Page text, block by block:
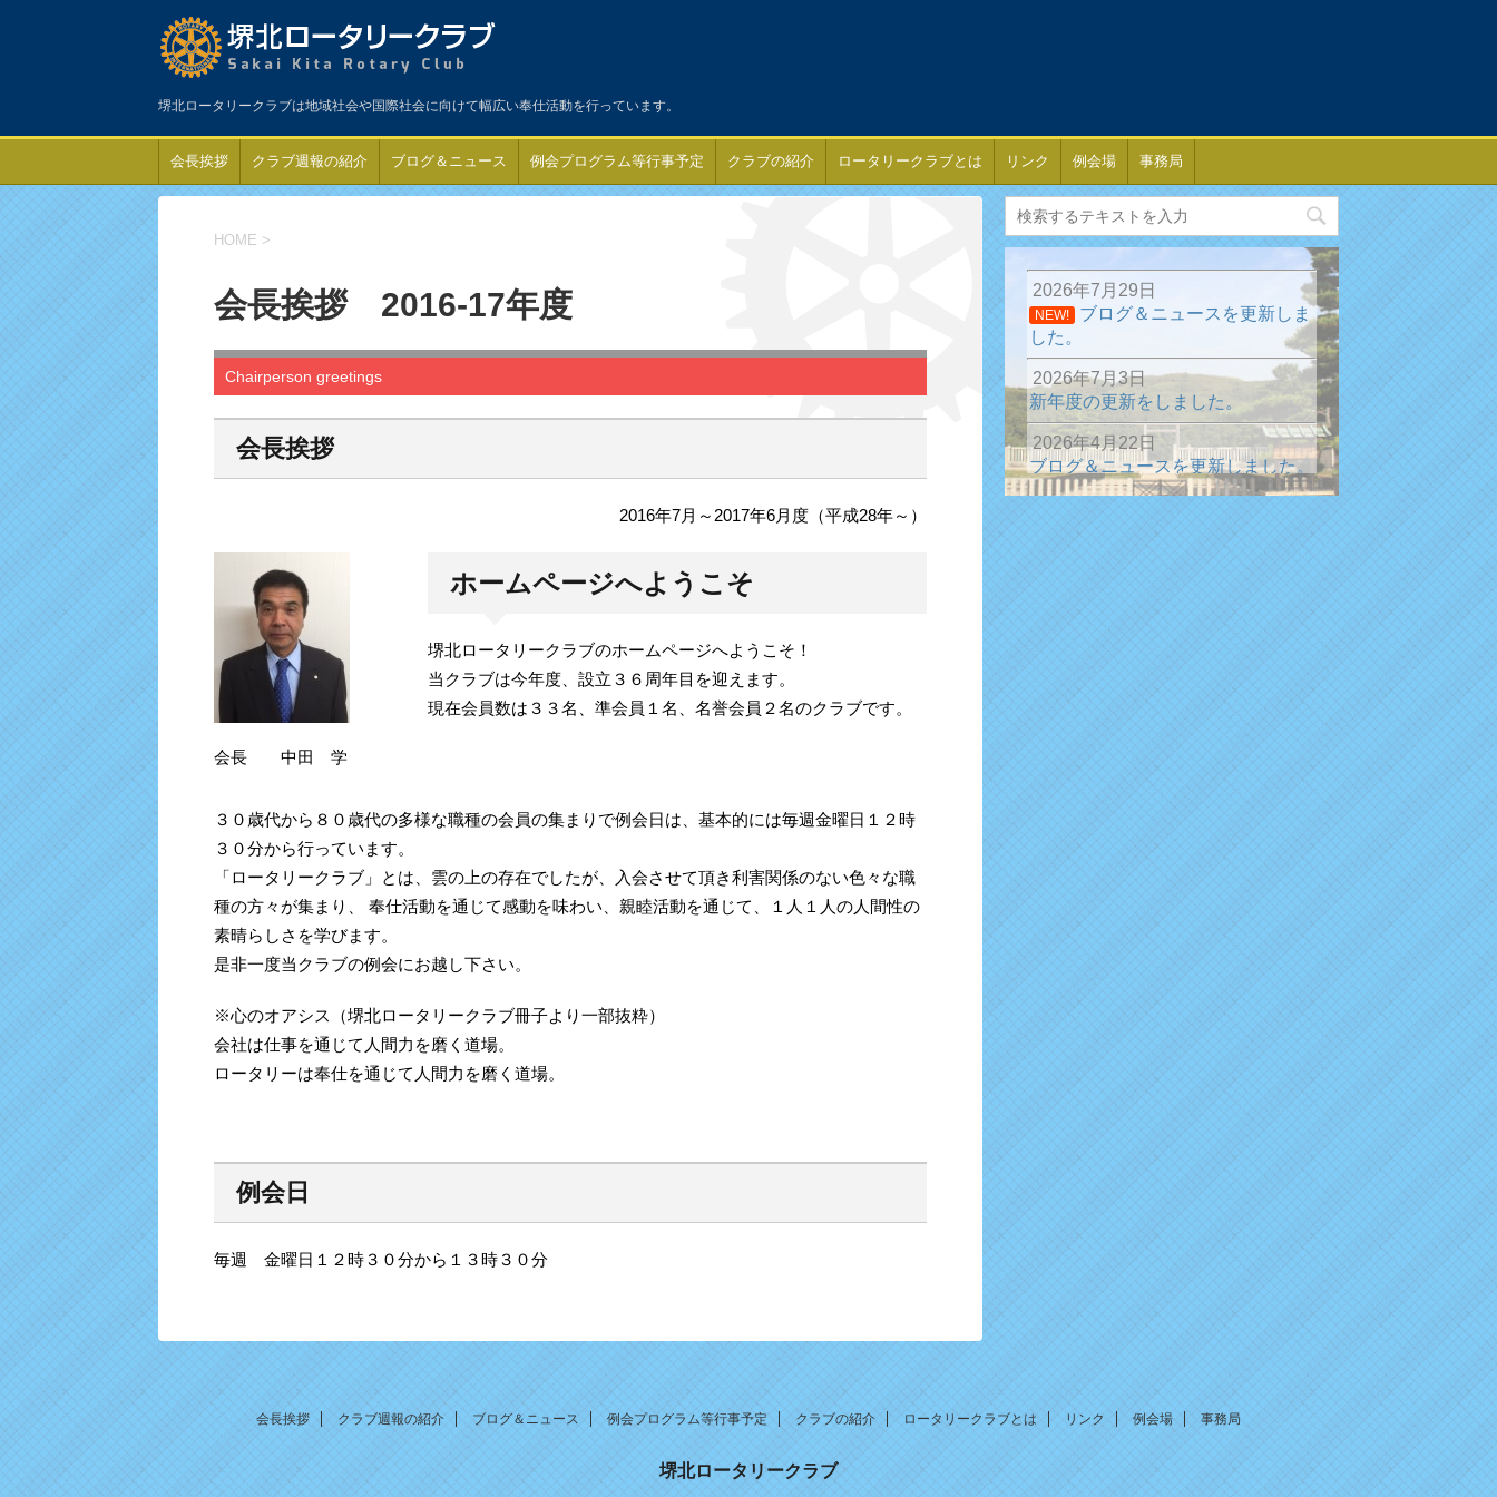
堺北ロータリークラブは地域社会や国際社会に向けて幅広い奉仕活動を行っています。
会長挨拶 クラブ週報の紹介 ブログ＆ニュース 例会プログラム等行事予定 クラブの紹介 ロータリークラブとは リンク 例会場 事務局
HOME >
会長挨拶 2016-17年度
Chairperson greetings
会長挨拶
2016年7月～2017年6月度（平成28年～）
会長 中田 学
ホームページへようこそ
堺北ロータリークラブのホームページへようこそ！
当クラブは今年度、設立３６周年目を迎えます。
現在会員数は３３名、準会員１名、名誉会員２名のクラブです。
３０歳代から８０歳代の多様な職種の会員の集まりで例会日は、基本的には毎週金曜日１２時
３０分から行っています。
「ロータリークラブ」とは、雲の上の存在でしたが、入会させて頂き利害関係のない色々な職
種の方々が集まり、 奉仕活動を通じて感動を味わい、親睦活動を通じて、１人１人の人間性の
素晴らしさを学びます。
是非一度当クラブの例会にお越し下さい。
※心のオアシス（堺北ロータリークラブ冊子より一部抜粋）
会社は仕事を通じて人間力を磨く道場。
ロータリーは奉仕を通じて人間力を磨く道場。
例会日
毎週 金曜日１２時３０分から１３時３０分
2026年7月29日
NEW!
ブログ＆ニュースを更新しま
した。
2026年7月3日
新年度の更新をしました。
2026年4月22日
ブログ＆ニュースを更新しました。
2026年1月13日
ブログ＆ニュースを更新しました。
2025年12月31日
ブログ＆ニュースを更新しました。
2025年10月15日
ブログ＆ニュースを更新しました。
2025年7月8日
新年度の更新をしました。
2025年1月22日
ブログ＆ニュースを更新しました。
2024年12月31日
ブログ＆ニュースを更新しました。
2024年12月10日
ブログ＆ニュースを更新しました。
会長挨拶 クラブ週報の紹介 ブログ＆ニュース 例会プログラム等行事予定 クラブの紹介 ロータリークラブとは リンク 例会場 事務局
堺北ロータリークラブ